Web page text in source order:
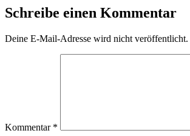
Schreibe einen Kommentar
Deine E-Mail-Adresse wird nicht veröffentlicht.
Kommentar *